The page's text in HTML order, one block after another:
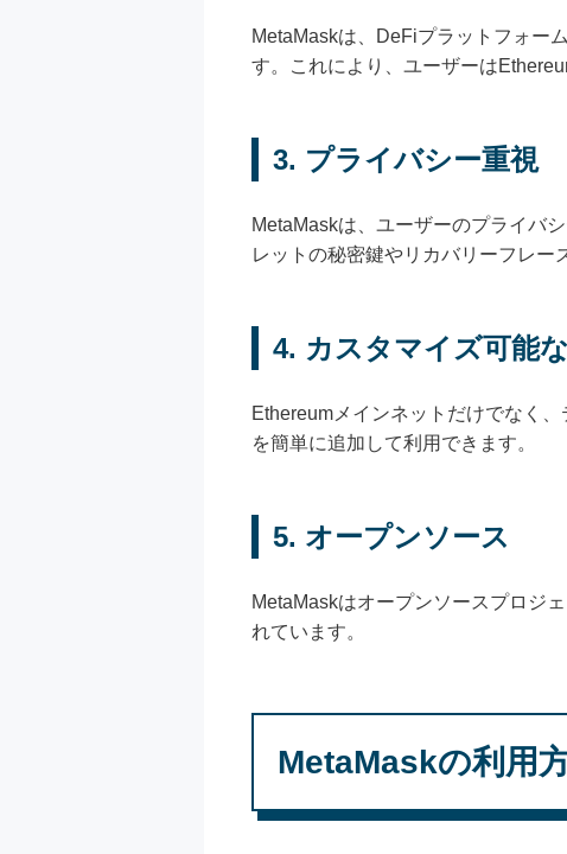
MetaMaskは、DeFiプラットフォー
す。これにより、ユーザーは
3. プライバシー重視
MetaMaskは、ユーザーのプライバ
レットの秘密鍵やリカバリーフレー
4. カスタマイズ可能
Ethereumメインネットだけでなく
を簡単に追加して利用できます。
5. オープンソース
MetaMaskはオープンソースプロジ
れています。
MetaMaskの利用